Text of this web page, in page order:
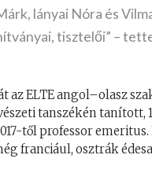
lányai Nóra és
tisztelői” –
az ELTE angol–olasz
tanszékén
től professor
franciául, osztrák